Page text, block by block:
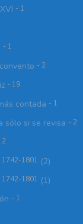
- 1
- 1
- 2
- 19
contada - 1
sólo si se revisa - 2
2
1742-1801 (2)
1742-1801 (1)
- 1